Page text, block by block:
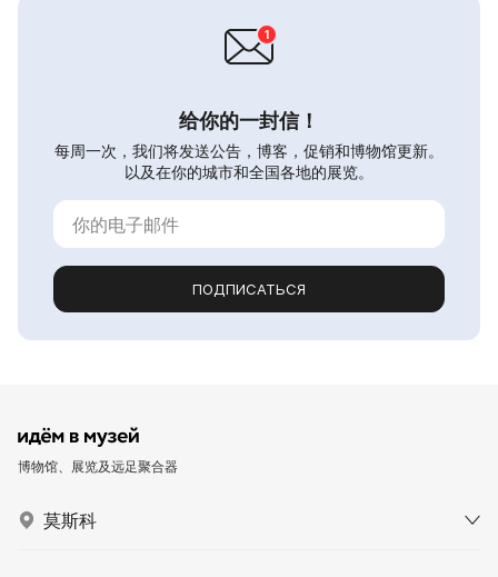
给你的一封信！
每周一次，我们将发送公告，博客，促销和博物馆更新。
以及在你的城市和全国各地的展览。
ПОДПИСАТЬСЯ
博物馆、展览及远足聚合器
莫斯科